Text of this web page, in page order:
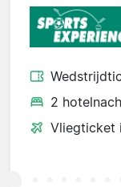
2
Vliegticket